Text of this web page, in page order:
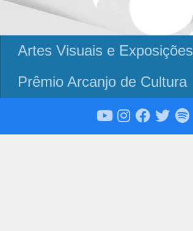
Artes Visuais e Exposições
Prêmio Arcanjo de Cultura